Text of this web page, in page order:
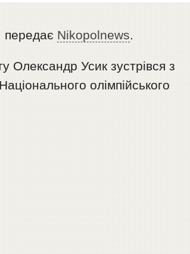
передає Nikopolnews.
Олександр Усик зустрівся з
олімпійського